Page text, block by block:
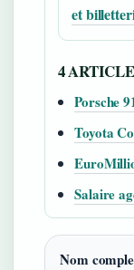
et
4
Porsche
Toyota
Salaire
Nom